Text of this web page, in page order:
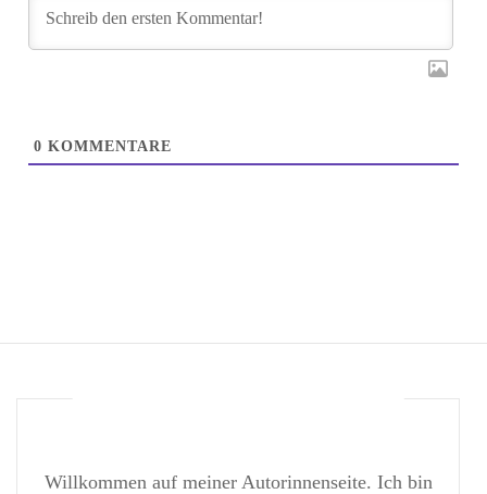
0 KOMMENTARE
Willkommen auf meiner Autorinnenseite. Ich bin